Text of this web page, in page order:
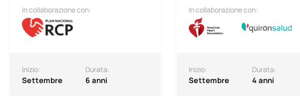
In collaborazione con:
Inizio:
Settembre
Durata:
6 anni
In collaborazione con:
Inizio:
Settembre
Durata:
4 anni